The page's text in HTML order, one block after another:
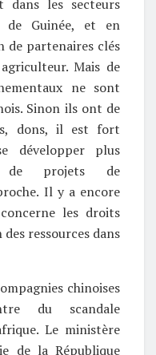
dans les secteurs
de Guinée, et en
de partenaires clés
Mais de
ne sont
Sinon ils ont de
dons, il est fort
développer plus
de projets de
Il y a encore
les droits
ressources dans
chinoises
du scandale
Le ministère
de la République